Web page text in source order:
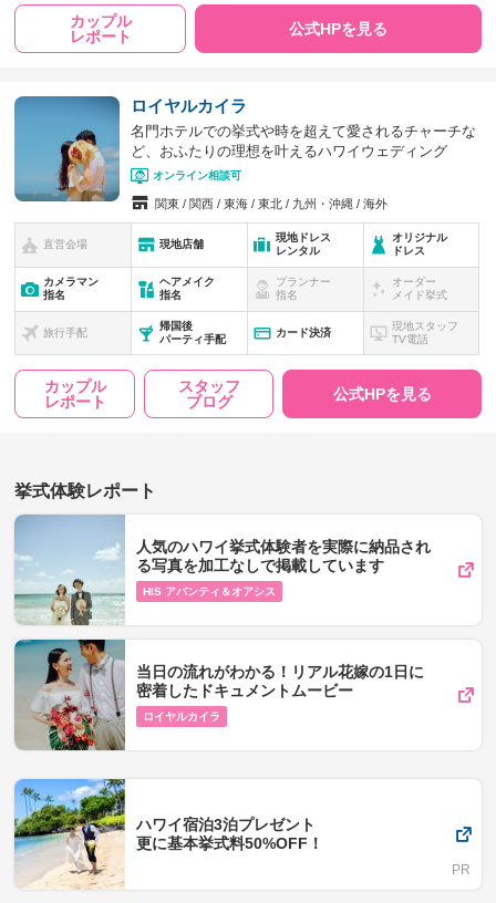
カップル
レポート
公式HPを見る
ロイヤルカイラ
名門ホテルでの挙式や時を超えて愛されるチャーチな
ど、おふたりの理想を叶えるハワイウェディング
オンライン相談可
関東 関西 東海 東北 九州・沖縄 海外
直営会場 現地店舗
現地ドレス
レンタル
オリジナル
ドレス
カメラマン
指名
ヘアメイク
指名
プランナー
指名
オーダー
メイド挙式
旅行手配
帰国後
パーティ手配
カード決済
現地スタッフ
TV電話
カップル
レポート
スタッフ
ブログ
公式HPを見る
挙式体験レポート
人気のハワイ挙式体験者を実際に納品され
る写真を加工なしで掲載しています
HIS アバンティ＆オアシス
当日の流れがわかる！リアル花嫁の1日に
密着したドキュメントムービー
ロイヤルカイラ
ハワイ宿泊3泊プレゼント
更に基本挙式料50%OFF！